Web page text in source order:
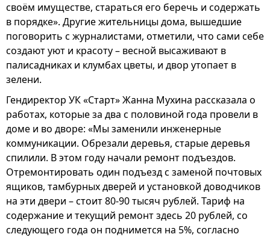
своём имуществе, стараться его беречь и содержать
в порядке». Другие жительницы дома, вышедшие
поговорить с журналистами, отметили, что сами себе
создают уют и красоту – весной высаживают в
палисадниках и клумбах цветы, и двор утопает в
зелени.
Гендиректор УК «Старт» Жанна Мухина рассказала о
работах, которые за два с половиной года провели в
доме и во дворе: «Мы заменили инженерные
коммуникации. Обрезали деревья, старые деревья
спилили. В этом году начали ремонт подъездов.
Отремонтировать один подъезд с заменой почтовых
ящиков, тамбурных дверей и установкой доводчиков
на эти двери – стоит 80-90 тысяч рублей. Тариф на
содержание и текущий ремонт здесь 20 рублей, со
следующего года он поднимется на 5%, согласно